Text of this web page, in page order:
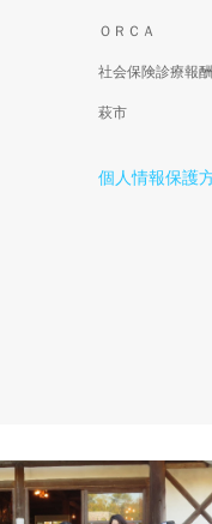
ＯＲＣＡ
社会保険診療報
萩市
個人情報保護